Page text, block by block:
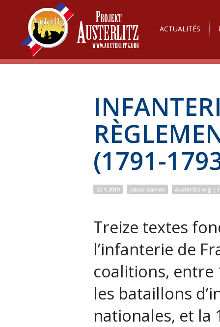
ACTUALITÉS
(1791-
30.1.2019 Jakub Samek Austerlitz.org |
Treize textes
l’infanterie de
coalitions, entre
les bataillons
nationales, et la